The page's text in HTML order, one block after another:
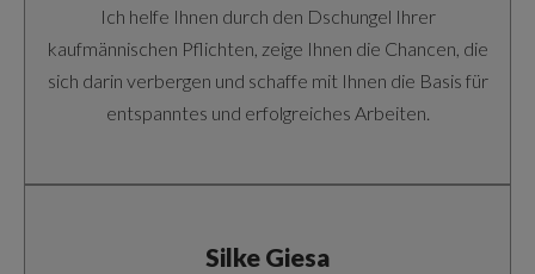
Ich helfe Ihnen durch den Dschungel Ihrer
kaufmännischen Pflichten, zeige Ihnen die Chancen, die
sich darin verbergen und schaffe mit Ihnen die Basis für
entspanntes und erfolgreiches Arbeiten.
Silke Giesa